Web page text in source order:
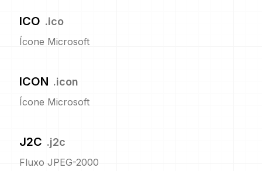
ICO .ico
Ícone Microsoft
ICON .icon
Ícone Microsoft
J2C .j2c
Fluxo JPEG-2000